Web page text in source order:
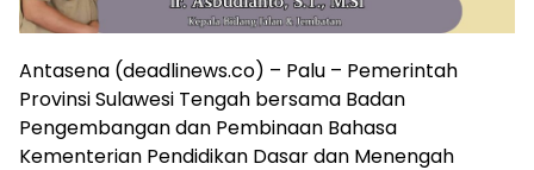
Antasena (deadlinews.co) – Palu – Pemerintah
Provinsi Sulawesi Tengah bersama Badan
Pengembangan dan Pembinaan Bahasa
Kementerian Pendidikan Dasar dan Menengah